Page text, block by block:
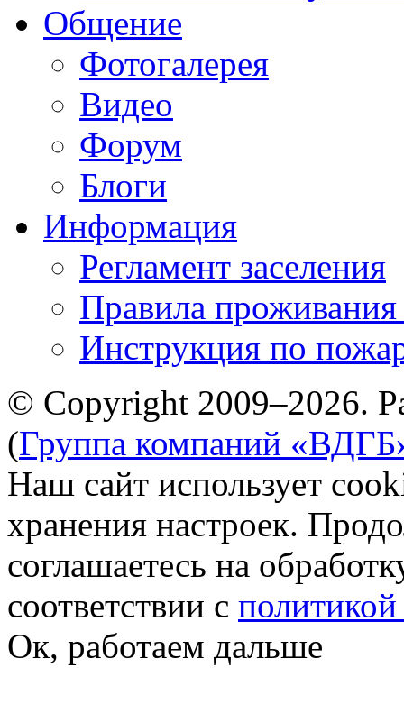
Общение
Фотогалерея
Видео
Форум
Блоги
Информация
Регламент заселения
Правила
Инструкция по
© Copyright 2009–2026.
(Группа компаний
Наш сайт использует
хранения настроек.
соглашаетесь на
соответствии с
Ок, работаем дальше